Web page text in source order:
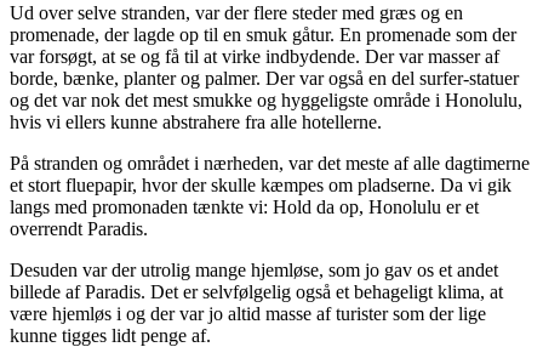
Ud over selve stranden, var der flere steder med græs og en
promenade, der lagde op til en smuk gåtur. En promenade som der
var forsøgt, at se og få til at virke indbydende. Der var masser af
borde, bænke, planter og palmer. Der var også en del surfer-statuer
og det var nok det mest smukke og hyggeligste område i Honolulu,
hvis vi ellers kunne abstrahere fra alle hotellerne.
På stranden og området i nærheden, var det meste af alle dagtimerne
et stort fluepapir, hvor der skulle kæmpes om pladserne. Da vi gik
langs med promonaden tænkte vi: Hold da op, Honolulu er et
overrendt Paradis.
Desuden var der utrolig mange hjemløse, som jo gav os et andet
billede af Paradis. Det er selvfølgelig også et behageligt klima, at
være hjemløs i og der var jo altid masse af turister som der lige
kunne tigges lidt penge af.